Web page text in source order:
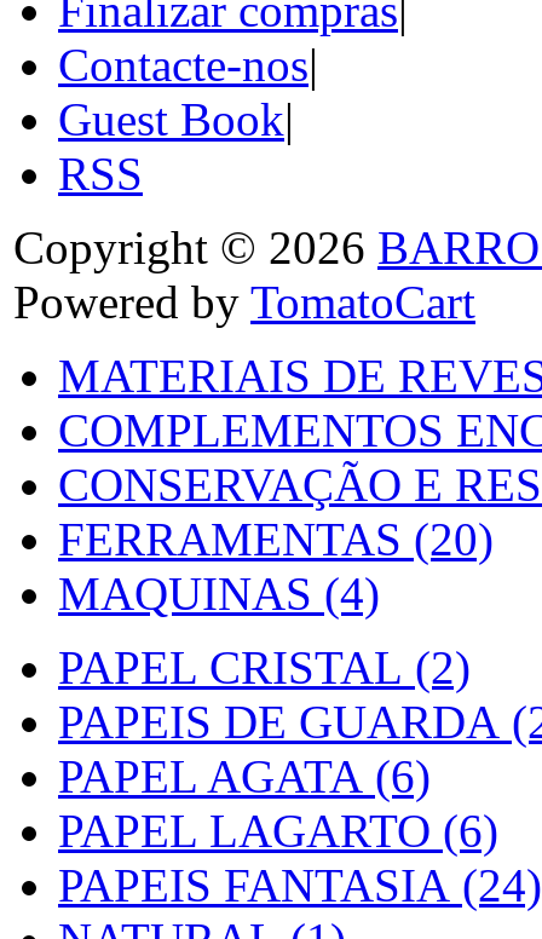
Finalizar compras
Contacte-nos|
Guest Book|
RSS
Copyright © 2026
Powered by TomatoCart
MATERIAIS DE
COMPLEMENTOS
CONSERVAÇÃO E
FERRAMENTAS (20)
MAQUINAS (4)
PAPEL CRISTAL (2)
PAPEIS DE GUARDA
PAPEL AGATA (6)
PAPEL LAGARTO (6)
PAPEIS FANTASIA (24)